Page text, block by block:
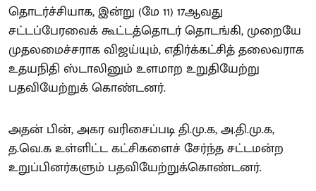
தொடர்ச்சியாக, இன்று (மே 11) 17ஆவது
சட்டப்பேரவைக் கூட்டத்தொடர் தொடங்கி, முறையே
முதலமைச்சராக விஜய்யும், எதிர்க்கட்சித் தலைவராக
உதயநிதி ஸ்டாலினும் உளமாற உறுதியேற்று
பதவியேற்றுக் கொண்டனர்.
அதன் பின், அகர வரிசைப்படி தி.மு.க, அ.தி.மு.க,
த.வெ.க உள்ளிட்ட கட்சிகளைச் சேர்ந்த சட்டமன்ற
உறுப்பினர்களும் பதவியேற்றுக்கொண்டனர்.